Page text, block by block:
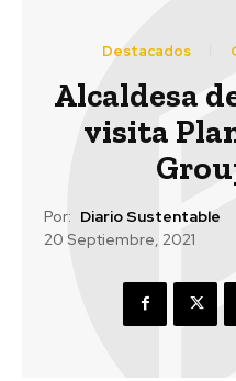
Destacados
Alcaldesa
visita
Por: Diario Sustentable
20 Septiembre, 2021